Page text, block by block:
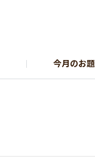
今月のお題